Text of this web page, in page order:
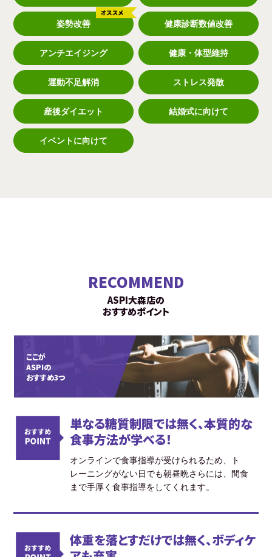
姿勢改善 健康診断数値改善
アンチエイジング 健康・体型維持
運動不足解消 ストレス発散
産後ダイエット 結婚式に向けて
イベントに向けて
RECOMMEND
ASPI大森店の
おすすめポイント
ここが
ASPIの
おすすめ3つ
単なる糖質制限では無く、本質的な
食事方法が学べる！
オンラインで食事指導が受けられるため、ト
レーニングがない日でも朝昼晩さらには、間食
まで手厚く食事指導をしてくれます。
体重を落とすだけでは無く、ボディケ